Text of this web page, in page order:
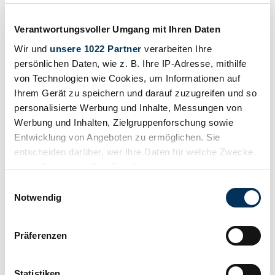
Verantwortungsvoller Umgang mit Ihren Daten
Wir und unsere 1022 Partner verarbeiten Ihre
persönlichen Daten, wie z. B. Ihre IP-Adresse, mithilfe
von Technologien wie Cookies, um Informationen auf
Ihrem Gerät zu speichern und darauf zuzugreifen und so
personalisierte Werbung und Inhalte, Messungen von
Werbung und Inhalten, Zielgruppenforschung sowie
Entwicklung von Angeboten zu ermöglichen. Sie
entscheiden darüber, wer Ihre Daten für welche Zwecke
nutzt. Sie können Ihre Einwilligung jederzeit über die
Trigger Symbol ändern oder widerrufen
Informationen über Ihre geografische Lage
können
Notwendig
Präferenzen
/8
1913 | N.A.W. Sperber 6/20
Seltener Tourer aus der Messing-Ära
CHF 92'535